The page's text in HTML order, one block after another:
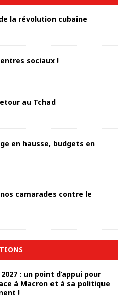
la révolution cubaine
sociaux !
au Tchad
en hausse, budgets en
camarades contre le
: un point d’appui pour
à Macron et à sa politique
!